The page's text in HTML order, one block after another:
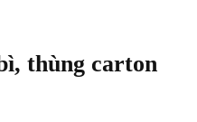
thùng carton